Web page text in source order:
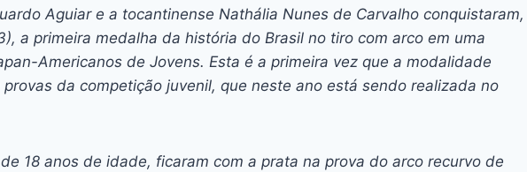
itt
er
er
e
st
k
e
dI
n
ai
l
p
y
Li
n
Aguiar e a tocantinense Nathália Nunes de Carvalho conquistaram,
a primeira medalha da história do Brasil no tiro com arco em uma
Americanos de Jovens. Esta é a primeira vez que a modalidade
da competição juvenil, que neste ano está sendo realizada no
18 anos de idade, ficaram com a prata na prova do arco recurvo de